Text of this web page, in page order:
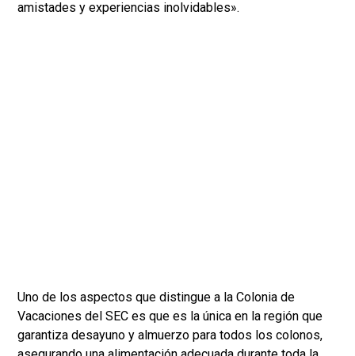
amistades y experiencias inolvidables».
Uno de los aspectos que distingue a la Colonia de
Vacaciones del SEC es que es la única en la región que
garantiza desayuno y almuerzo para todos los colonos,